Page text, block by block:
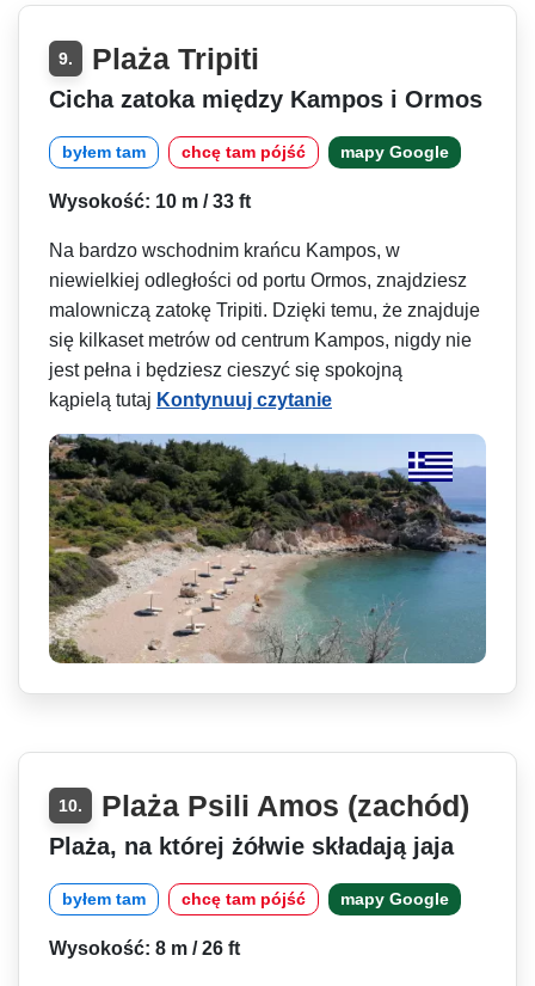
9. Plaża Tripiti
Cicha zatoka między Kampos i Ormos
byłem tam chcę tam pójść mapy Google
Wysokość: 10 m / 33 ft
Na bardzo wschodnim krańcu Kampos, w
niewielkiej odległości od portu Ormos, znajdziesz
malowniczą zatokę Tripiti. Dzięki temu, że znajduje
się kilkaset metrów od centrum Kampos, nigdy nie
jest pełna i będziesz cieszyć się spokojną
kąpielą tutaj Kontynuuj czytanie
10. Plaża Psili Amos (zachód)
Plaża, na której żółwie składają jaja
byłem tam chcę tam pójść mapy Google
Wysokość: 8 m / 26 ft